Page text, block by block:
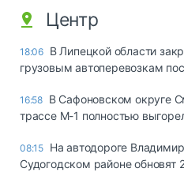
Центр
18:06 В Липецкой области
грузовым автоперевозкам
16:58 В Сафоновском округе
трассе М-1 полностью
08:15 На автодороге
Судогодском районе обновят